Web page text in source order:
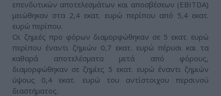
επενδυτικών αποτελεσμάτων και αποσβέσεων (EBITDA)
μειώθηκαν στα 2,4 εκατ. ευρώ περίπου από 5,4 εκατ.
ευρώ περίπου.
Οι ζημιές προ φόρων διαμορφώθηκαν σε 5 εκατ. ευρώ
περίπου έναντι ζημιών 0,7 εκατ. ευρώ πέρυσι και τα
καθαρά αποτελέσματα μετά από φόρους,
διαμορφώθηκαν σε ζημίες 5 εκατ. ευρώ έναντι ζημιών
ύψους 0,4 εκατ. ευρώ του αντίστοιχου περσινού
διαστήματος.